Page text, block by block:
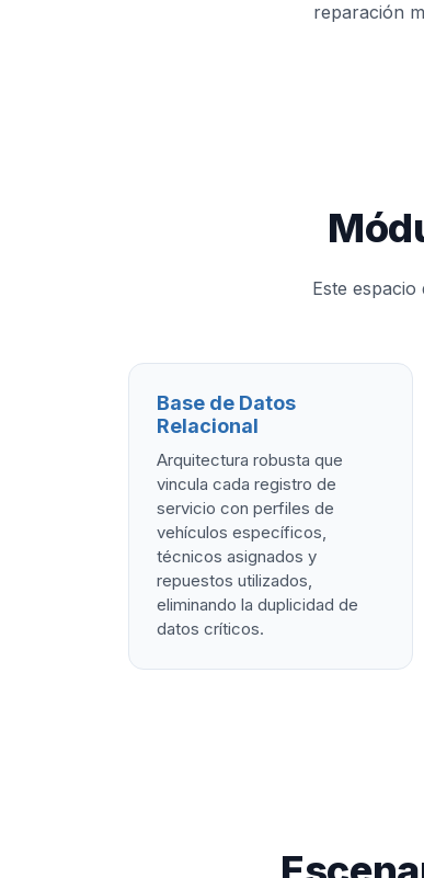
reparación
Este
Base de Datos
Relacional
Arquitectura robusta que
vincula cada registro de
servicio con perfiles de
vehículos específicos,
técnicos asignados y
repuestos utilizados,
eliminando la duplicidad de
datos críticos.